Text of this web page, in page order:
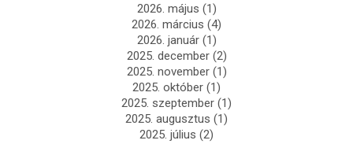
2026. május (1)
2026. március (4)
2026. január(1)
2025. december(2)
2025. november(1)
2025. október (1)
2025. szeptember (1)
2025. augusztus (1)
2025. július (2)